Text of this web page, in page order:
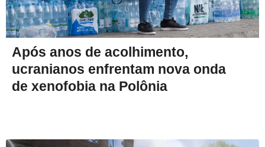
Após anos de acolhimento,
ucranianos enfrentam nova onda
de xenofobia na Polônia